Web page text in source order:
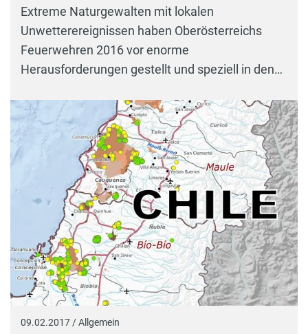
Extreme Naturgewalten mit lokalen
Unwetterereignissen haben Oberösterreichs
Feuerwehren 2016 vor enorme
Herausforderungen gestellt und speziell in den…
09.02.2017 / Allgemein